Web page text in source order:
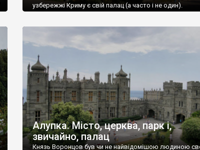
узбережжі Криму є свій палац (а часто і не один).
Алупка. Місто, церква, парк і,
звичайно, палац
Князь Воронцов був чи не найвідомішою людиною